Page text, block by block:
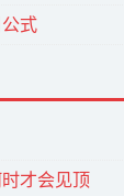
式
才会见顶